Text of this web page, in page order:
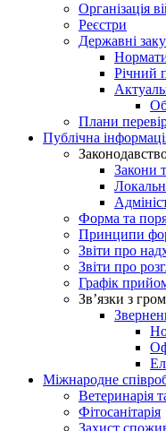
Організація
Реєстри
Державні
Річний
Плани
Публічна
Закони
Форма та
Принципи
Звіти про
Звіти про
Графік
Зв’язки з
Міжнародне
Ветеринарія
Фітосанітарія
Захист